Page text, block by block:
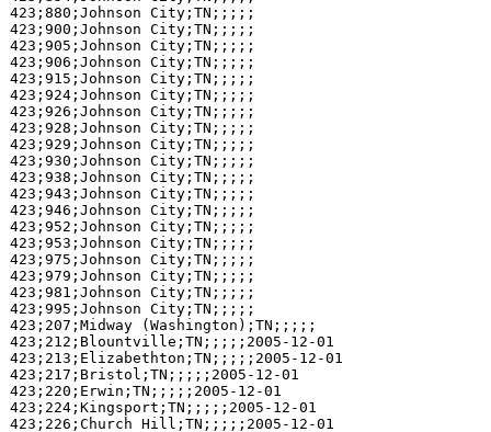
423;880;Johnson City;TN;;;;;
423;900;Johnson City;TN;;;;;
423;905;Johnson City;TN;;;;;
423;906;Johnson City;TN;;;;;
423;915;Johnson City;TN;;;;;
423;924;Johnson City;TN;;;;;
423;926;Johnson City;TN;;;;;
423;928;Johnson City;TN;;;;;
423;929;Johnson City;TN;;;;;
423;930;Johnson City;TN;;;;;
423;938;Johnson City;TN;;;;;
423;943;Johnson City;TN;;;;;
423;946;Johnson City;TN;;;;;
423;952;Johnson City;TN;;;;;
423;953;Johnson City;TN;;;;;
423;975;Johnson City;TN;;;;;
423;979;Johnson City;TN;;;;;
423;981;Johnson City;TN;;;;;
423;995;Johnson City;TN;;;;;
423;207;Midway (Washington);TN;;;;;
423;212;Blountville;TN;;;;;2005-12-01
423;213;Elizabethton;TN;;;;;2005-12-01
423;217;Bristol;TN;;;;;2005-12-01
423;220;Erwin;TN;;;;;2005-12-01
423;224;Kingsport;TN;;;;;2005-12-01
423;226;Church Hill;TN;;;;;2005-12-01